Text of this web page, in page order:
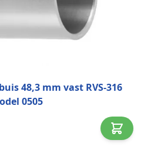
48,3 mm vast RVS-316
0505